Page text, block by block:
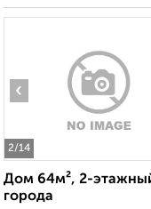
2/14
‹
Дом 64м², 2-
города